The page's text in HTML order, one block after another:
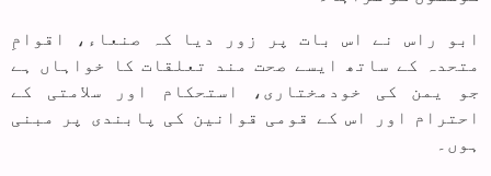
ابو راس نے اس بات پر زور دیا کہ صنعاء، اقوامِ
متحدہ کے ساتھ ایسے صحت مند تعلقات کا خواہاں ہے
جو یمن کی خودمختاری، استحکام اور سلامتی کے
احترام اور اس کے قومی قوانین کی پابندی پر مبنی
ہوں۔